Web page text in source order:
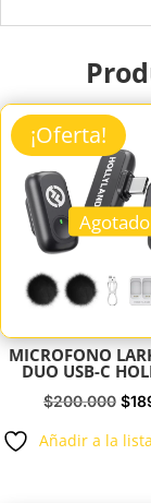
¡Oferta!
MICROFONO
DUO USB-C
$200.000 El
$
Añadir a la